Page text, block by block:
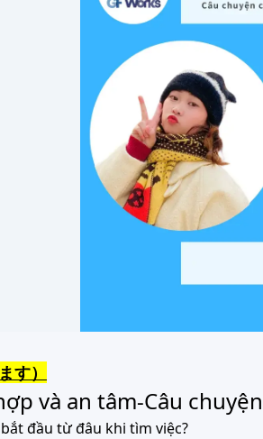
す）
và an tâm-Câu
đầu từ đâu khi tìm việc?